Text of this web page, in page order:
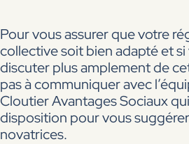
Pour vous assurer que votre
collective soit bien adapté et si
discuter plus amplement de
pas à communiquer avec
Cloutier Avantages Sociaux
disposition pour vous
novatrices.